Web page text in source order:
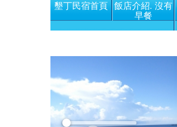
墾丁民宿首頁
飯店介紹. 沒有
早餐